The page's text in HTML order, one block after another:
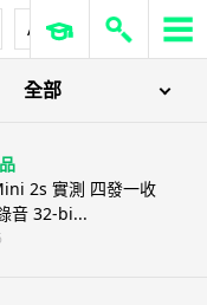
AirPods Pro 3
全部
2s 實測 四發一收
音 32-bi...